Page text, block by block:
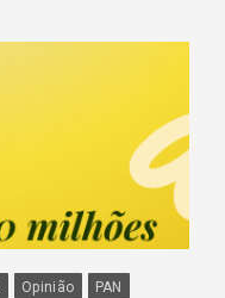
Opinião
PAN